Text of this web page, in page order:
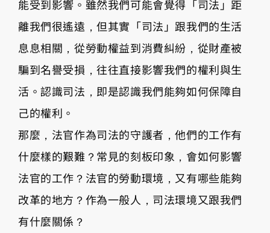
能受到影響。雖然我們可能會覺得「司法」距
離我們很遙遠，但其實「司法」跟我們的生活
息息相關，從勞動權益到消費糾紛，從財產被
騙到名譽受損，往往直接影響我們的權利與生
活。認識司法，即是認識我們能夠如何保障自
己的權利。
那麼，法官作為司法的守護者，他們的工作有
什麼樣的艱難？常見的刻板印象，會如何影響
法官的工作？法官的勞動環境，又有哪些能夠
改革的地方？作為一般人，司法環境又跟我們
有什麼關係？